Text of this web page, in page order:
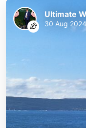
Ultimate
30 Aug 2024